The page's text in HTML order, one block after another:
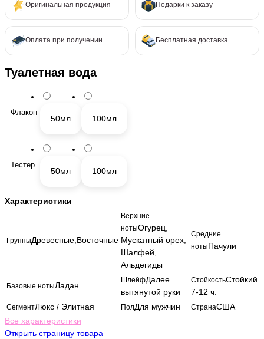
Оригинальная продукция Подарки к заказу
Оплата при получении Бесплатная доставка
Туалетная вода
Флакон
50мл 100мл
Тестер
50мл 100мл
Характеристики
ГруппыДревесные,Восточные
Верхние
нотыОгурец,
Мускатный орех,
Шалфей,
Альдегиды
Средние
нотыПачули
Базовые нотыЛадан
ШлейфДалее
вытянутой руки
СтойкостьСтойкий
7-12 ч.
СегментЛюкс / Элитная ПолДля мужчин СтранаСША
Все характеристики
Открыть страницу товара